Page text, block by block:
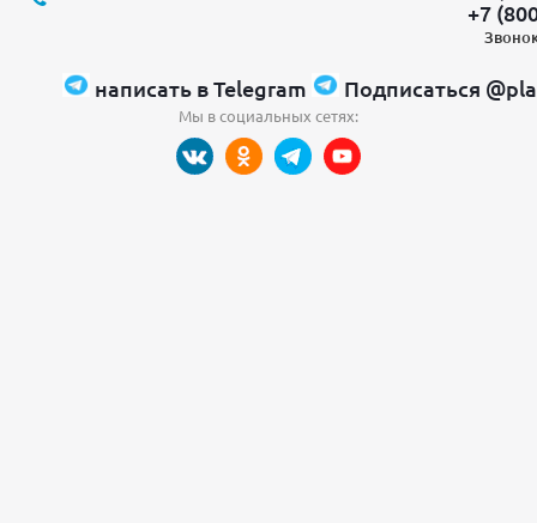
+7
написать в Telegram Подписаться
Мы в социальных сетях: